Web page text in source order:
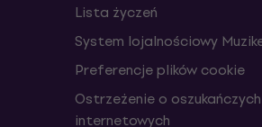
Lista życzeń
System lojalnościowy
Preferencje plików cookie
Ostrzeżenie o
internetowych